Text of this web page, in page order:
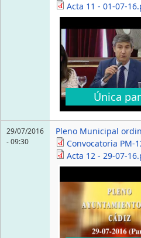
Acta 11 - 01-07-
Única
29/07/2016
- 09:30
Pleno Municipal
Convocatoria PM-
Acta 12 - 29-07-